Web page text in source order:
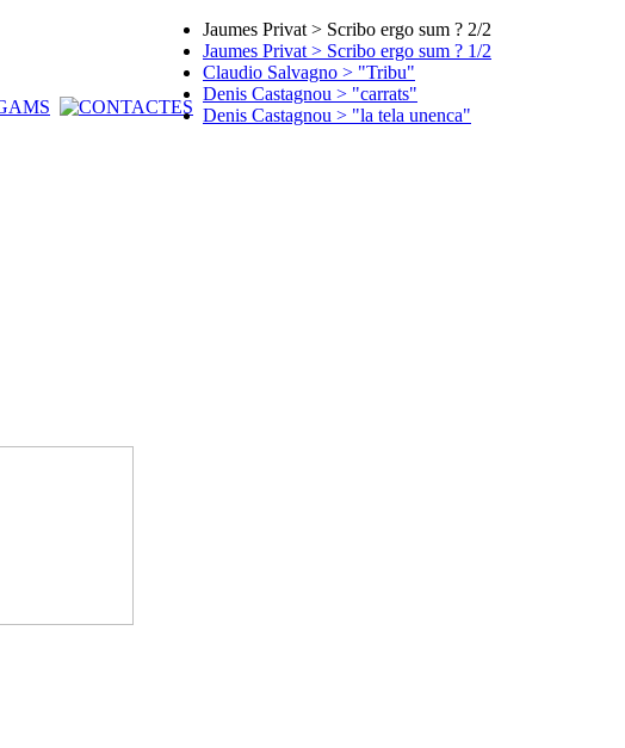
Jaumes Privat > Scribo ergo sum ? 2/2
Jaumes Privat > Scribo ergo sum ? 1/2
Claudio Salvagno > "Tribu"
Denis Castagnou > "carrats"
Denis Castagnou > "la tela unenca"